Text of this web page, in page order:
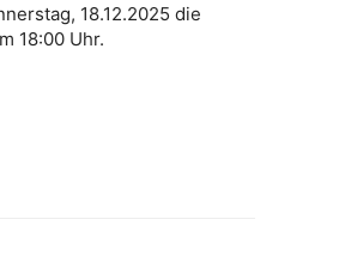
18.12.2025 die
18:00 Uhr.